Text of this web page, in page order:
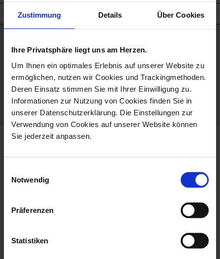
Zustimmung Details Über Cookies
Ihre Privatsphäre liegt uns am Herzen.
Um Ihnen ein optimales Erlebnis auf unserer Website zu
ermöglichen, nutzen wir Cookies und Trackingmethoden.
Deren Einsatz stimmen Sie mit Ihrer Einwilligung zu.
Informationen zur Nutzung von Cookies finden Sie in
unserer Datenschutzerklärung. Die Einstellungen zur
Verwendung von Cookies auf unserer Website können
Sie jederzeit anpassen.
Notwendig
Präferenzen
Statistiken
product details
good to know
Hand Painted
Germany